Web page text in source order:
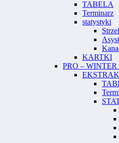
TABELA
Terminarz
statystyki
KARTKI
PRO –